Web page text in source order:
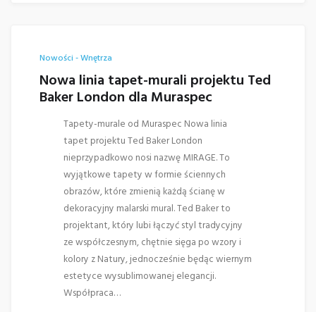
Nowości - Wnętrza
Nowa linia tapet-murali projektu Ted
Baker London dla Muraspec
Tapety-murale od Muraspec Nowa linia
tapet projektu Ted Baker London
nieprzypadkowo nosi nazwę MIRAGE. To
wyjątkowe tapety w formie ściennych
obrazów, które zmienią każdą ścianę w
dekoracyjny malarski mural. Ted Baker to
projektant, który lubi łączyć styl tradycyjny
ze współczesnym, chętnie sięga po wzory i
kolory z Natury, jednocześnie będąc wiernym
estetyce wysublimowanej elegancji.
Współpraca…